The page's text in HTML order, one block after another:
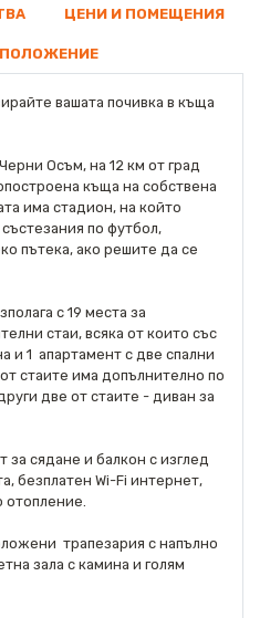
ЦЕНИ И ПОМЕЩЕНИЯ
вашата почивка в къща
Осъм, на 12 км от град
къща на собствена
има стадион, на който
по футбол,
пътека, ако решите да се
с 19 места за
стаи, всяка от които със
и 1 апартамент с две спални
стаите има допълнително по
две от стаите - диван за
за сядане и балкон с изглед
безплатен Wi-Fi интернет,
отопление.
трапезария с напълно
зала с камина и голям